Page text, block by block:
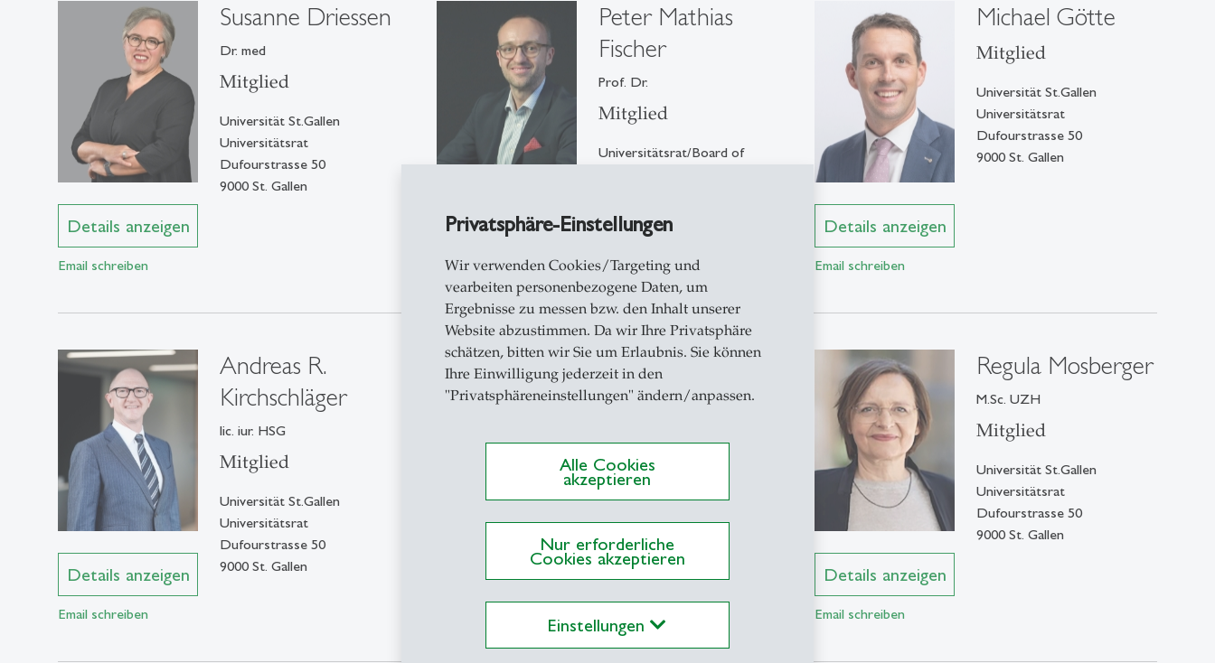
Privatsphäre-Einstellungen
Wir verwenden Cookies/Targeting und
vearbeiten personenbezogene Daten, um
Ergebnisse zu messen bzw. den Inhalt unserer
Website abzustimmen. Da wir Ihre Privatsphäre
schätzen, bitten wir Sie um Erlaubnis. Sie können
Ihre Einwilligung jederzeit in den
"Privatsphäreneinstellungen" ändern/anpassen.
Alle Cookies
akzeptieren
Nur erforderliche
Cookies akzeptieren
Einstellungen
Details anzeigen
Email schreiben
Susanne Driessen
Dr. med
Mitglied
Universität St.Gallen
Universitätsrat
Dufourstrasse 50
9000 St. Gallen
Details anzeigen
Email schreiben
Peter Mathias
Fischer
Prof. Dr.
Mitglied
Universitätsrat/Board of
9000 St. Gallen
Details anzeigen
Email schreiben
Michael Götte
Mitglied
Universität St.Gallen
Universitätsrat
Dufourstrasse 50
9000 St. Gallen
Details anzeigen
Email schreiben
Andreas R.
Kirchschläger
lic. iur. HSG
Mitglied
Universität St.Gallen
Universitätsrat
Dufourstrasse 50
9000 St. Gallen
Details anzeigen
Christoph Loos
Dr.
Universität St.Gallen
Universitätsrat
9000 St. Gallen
Details anzeigen
Email schreiben
Regula Mosberger
M.Sc. UZH
Mitglied
Universität St.Gallen
Universitätsrat
Dufourstrasse 50
9000 St. Gallen